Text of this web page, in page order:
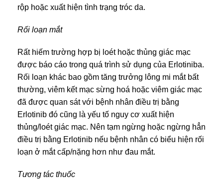
rộp hoặc xuất hiện tình trạng tróc da.
Rối loạn mắt
Rất hiếm trường hợp bị loét hoặc thủng giác mạc
được báo cáo trong quá trình sử dụng của Erlotiniba.
Rối loạn khác bao gồm tăng trưởng lông mi mắt bất
thường, viêm kết mạc sừng hoá hoặc viêm giác mạc
đã được quan sát với bệnh nhân điều trị bằng
Erlotinib đó cũng là yếu tố nguy cơ xuất hiện
thủng/loét giác mạc. Nên tạm ngừng hoặc ngừng hẳn
điều trị bằng Erlotinib nếu bệnh nhân có biểu hiện rối
loạn ở mắt cấp/nặng hơn như đau mắt.
Tương tác thuốc